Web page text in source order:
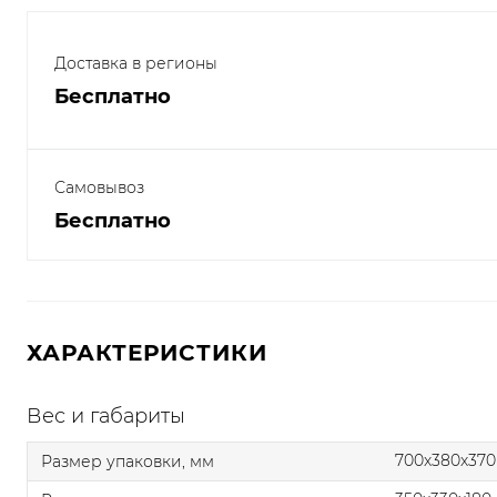
Доставка в регионы
Бесплатно
Самовывоз
Бесплатно
ХАРАКТЕРИСТИКИ
Вес и габариты
Размер упаковки, мм
700x380x370